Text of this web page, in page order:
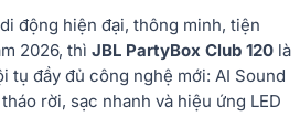
động hiện đại, thông minh, tiện
2026, thì JBL PartyBox Club 120 là
tụ đầy đủ công nghệ mới: AI Sound
rời, sạc nhanh và hiệu ứng LED